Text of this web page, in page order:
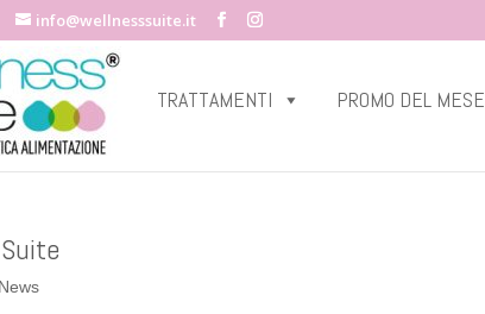
info@wellnesssuite.it
TRATTAMENTI PROMO DEL MESE
News